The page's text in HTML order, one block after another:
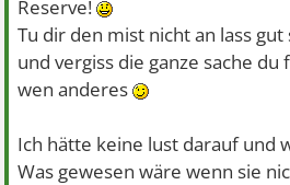
Reserve!
Tu dir den mist nicht an lass
und vergiss die ganze sache du
wen anderes
Ich hätte keine lust darauf und
Was gewesen wäre wenn sie